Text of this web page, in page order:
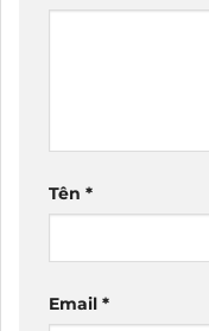
Tên *
Email *